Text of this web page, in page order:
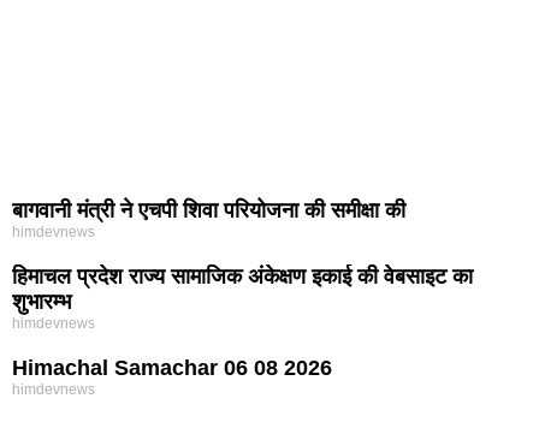
बागवानी मंत्री ने एचपी शिवा परियोजना की समीक्षा की
himdevnews
हिमाचल प्रदेश राज्य सामाजिक अंकेक्षण इकाई की वेबसाइट का
शुभारम्भ
himdevnews
Himachal Samachar 06 08 2026
himdevnews